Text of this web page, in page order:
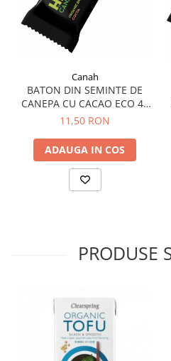
Slăbit
Spasme digestive
Splina si pancreas
Stabilizare psiho-emoțională
Stres
Stres oxidativ
Surmenaj școlar
Tensiunea arteriala
VItaminizare
Vulvovaginita Candidozica
Canah
BATON DIN SEMINTE DE
CANEPA CU CACAO ECO 48
G CANAH
11,50 RON
ADAUGA IN COS
PRODUSE